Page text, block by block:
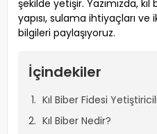
şekilde yetişir. Yazımızda,
yapısı, sulama ihtiyaçları
bilgileri paylaşıyoruz.
İçindekiler
Kıl Biber Fidesi
Kıl Biber Nedir?